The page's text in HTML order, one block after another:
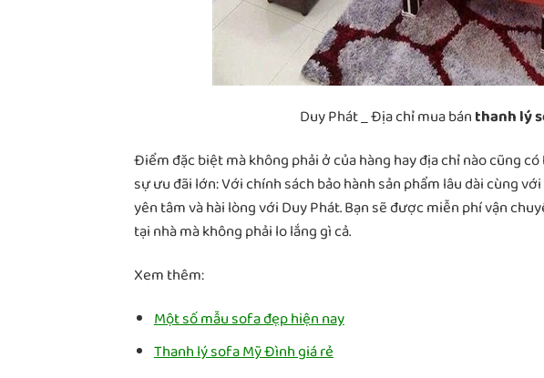
Duy Phát _ Địa chỉ mua bánthanh lý
Điểm đặc biệt mà không phải ở của hàng hay địa chỉ nào cũng
sự ưu đãi lớn: Với chính sách bảo hành sản phẩm lâu dài cùng
yên tâm và hài lòng với Duy Phát. Bạn sẽ được miễn phí vận
tại nhà mà không phải lo lắng gì cả.
Xem thêm:
Một số mẫu sofa đẹp hiện nay
Thanh lý sofa Mỹ Đình giá rẻ